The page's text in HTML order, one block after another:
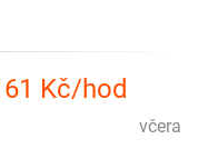
Kč/hod
včera